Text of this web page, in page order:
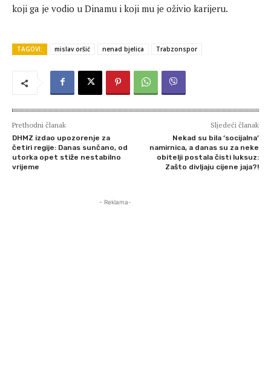
koji ga je vodio u Dinamu i koji mu je oživio karijeru.
TAGOVI: mislav oršić nenad bjelica Trabzonspor
Prethodni članak
DHMZ izdao upozorenje za
četiri regije: Danas sunčano, od
utorka opet stiže nestabilno
vrijeme
Sljedeći članak
Nekad su bila ‘socijalna’
namirnica, a danas su za neke
obitelji postala čisti luksuz:
Zašto divljaju cijene jaja?!
- Reklama-